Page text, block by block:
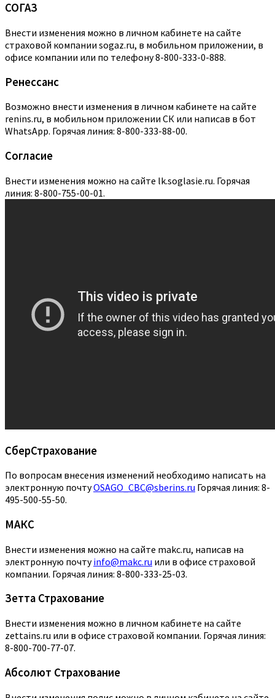
СОГАЗ
Внести изменения можно в личном кабинете на сайте
страховой компании sogaz.ru, в мобильном приложении, в
офисе компании или по телефону 8-800-333-0-888.
Ренессанс
Возможно внести изменения в личном кабинете на сайте
renins.ru, в мобильном приложении СК или написав в бот
WhatsApp. Горячая линия: 8-800-333-88-00.
Согласие
Внести изменения можно на сайте lk.soglasie.ru. Горячая
линия: 8-800-755-00-01.
СберСтрахование
По вопросам внесения изменений необходимо написать на
электронную почтуOSAGO_CBC@sberins.ru Горячая линия: 8-
495-500-55-50.
МАКС
Внести изменения можно на сайте makc.ru, написав на
электронную почтуinfo@makc.ru или в офисе страховой
компании. Горячая линия: 8-800-333-25-03.
Зетта Страхование
Внести изменения можно в личном кабинете на сайте
zettains.ru или в офисе страховой компании. Горячая линия:
8-800-700-77-07.
Абсолют Страхование